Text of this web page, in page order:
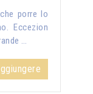
porre lo
Eccezion
…